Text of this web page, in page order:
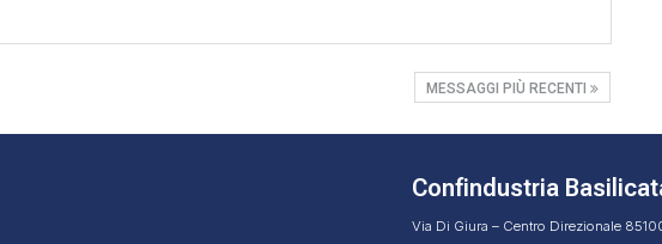
MESSAGGI PIÙ RECENTI
Confindustria
Via Di Giura – Centro Direzionale